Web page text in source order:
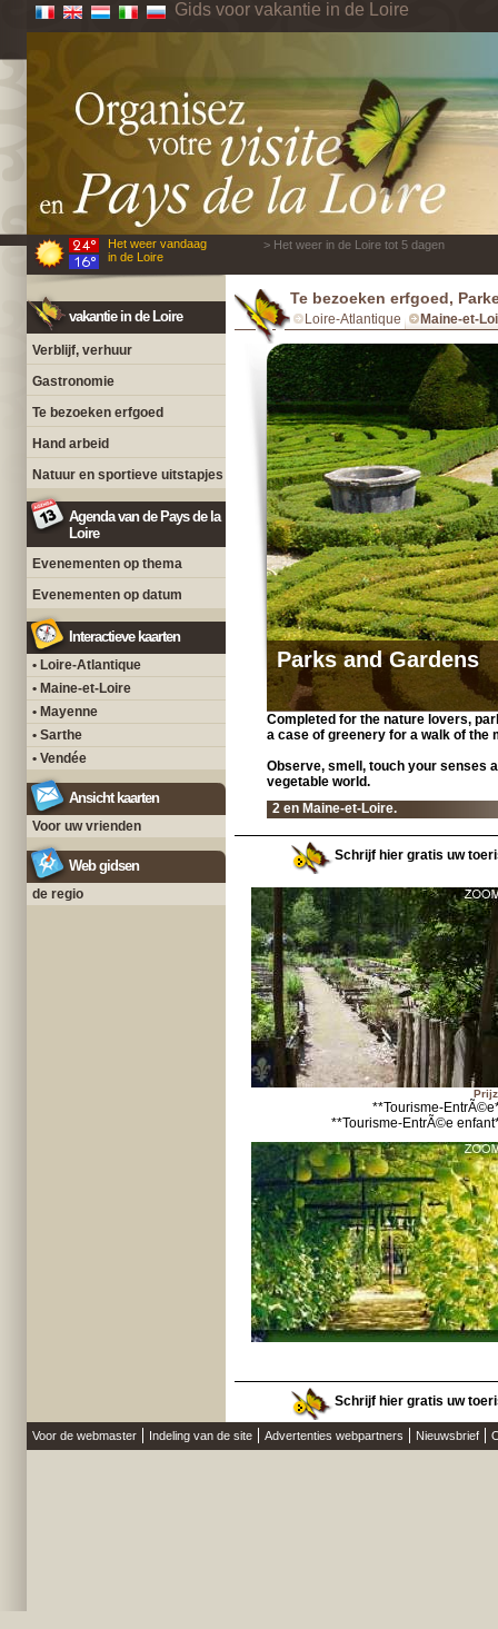
Gids voor vakantie in de Loire
Het weer vandaag
in de Loire
> Het weer in de Loire tot 5 dagen
vakantie in de Loire
Verblijf, verhuur
Gastronomie
Te bezoeken erfgoed
Hand arbeid
Natuur en sportieve uitstapjes
Agenda van de Pays de la
Loire
Evenementen op thema
Evenementen op datum
Interactieve kaarten
• Loire-Atlantique
• Maine-et-Loire
• Mayenne
• Sarthe
• Vendée
Ansicht kaarten
Voor uw vrienden
Web gidsen
de regio
Te bezoeken erfgoed,
Loire-Atlantique Maine-et-
Parks and Gardens
Completed for the nature lovers,
a case of greenery for a walk of the
Observe, smell, touch your senses
vegetable world.
2 en Maine-et-Loire.
Schrijf hier gratis uw
**Tourisme-
**Tourisme-EntrÃ©e
Schrijf hier gratis uw
Voor de webmaster Indeling van de site Advertenties webpartners Nieuwsbrief